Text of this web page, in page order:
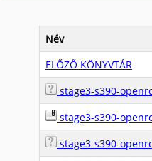
Név
ELŐZŐ KÖNYVTÁR
stage3-s390-
stage3-s390-
stage3-s390-